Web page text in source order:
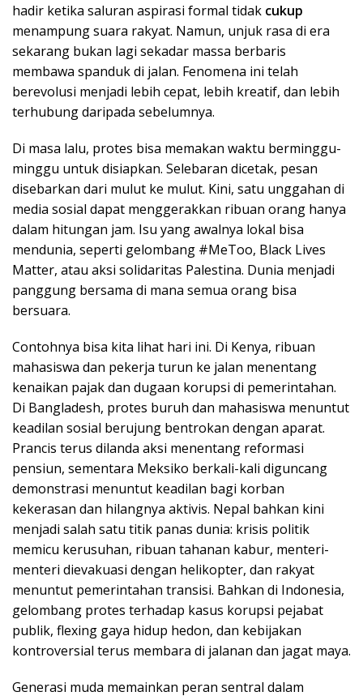
hadir ketika saluran aspirasi formal tidak cukup
menampung suara rakyat. Namun, unjuk rasa di era
sekarang bukan lagi sekadar massa berbaris
membawa spanduk di jalan. Fenomena ini telah
berevolusi menjadi lebih cepat, lebih kreatif, dan lebih
terhubung daripada sebelumnya.
Di masa lalu, protes bisa memakan waktu berminggu-
minggu untuk disiapkan. Selebaran dicetak, pesan
disebarkan dari mulut ke mulut. Kini, satu unggahan di
media sosial dapat menggerakkan ribuan orang hanya
dalam hitungan jam. Isu yang awalnya lokal bisa
mendunia, seperti gelombang #MeToo, Black Lives
Matter, atau aksi solidaritas Palestina. Dunia menjadi
panggung bersama di mana semua orang bisa
bersuara.
Contohnya bisa kita lihat hari ini. Di Kenya, ribuan
mahasiswa dan pekerja turun ke jalan menentang
kenaikan pajak dan dugaan korupsi di pemerintahan.
Di Bangladesh, protes buruh dan mahasiswa menuntut
keadilan sosial berujung bentrokan dengan aparat.
Prancis terus dilanda aksi menentang reformasi
pensiun, sementara Meksiko berkali-kali diguncang
demonstrasi menuntut keadilan bagi korban
kekerasan dan hilangnya aktivis. Nepal bahkan kini
menjadi salah satu titik panas dunia: krisis politik
memicu kerusuhan, ribuan tahanan kabur, menteri-
menteri dievakuasi dengan helikopter, dan rakyat
menuntut pemerintahan transisi. Bahkan di Indonesia,
gelombang protes terhadap kasus korupsi pejabat
publik, flexing gaya hidup hedon, dan kebijakan
kontroversial terus membara di jalanan dan jagat maya.
Generasi muda memainkan peran sentral dalam